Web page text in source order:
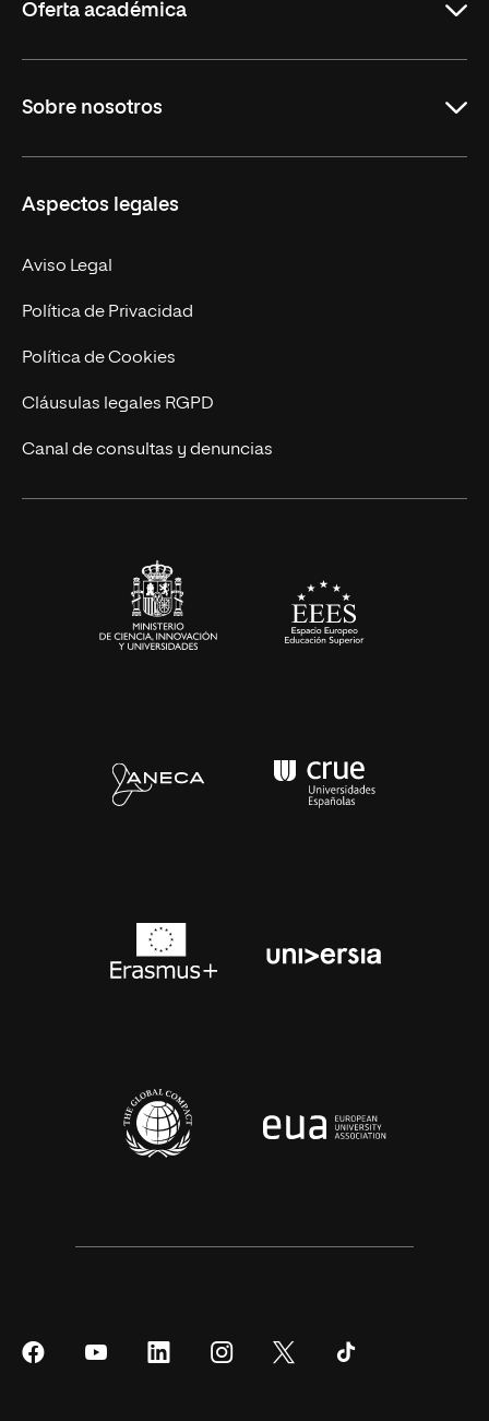
Oferta académica
Másteres Oficiales
Doctorados
Experto Universitario
Postgrados
Cursos Universitarios
Sobre nosotros
Facultades
Nuestro Equipo
Trabaja en UNIR
Actualidad
UNIR Revista
Eventos
Aspectos legales
Aviso Legal
Política de Privacidad
Política de Cookies
Cláusulas legales RGPD
Canal de consultas y denuncias
SíguenosSíguenos
SíguenosSíguenos
Síguenos